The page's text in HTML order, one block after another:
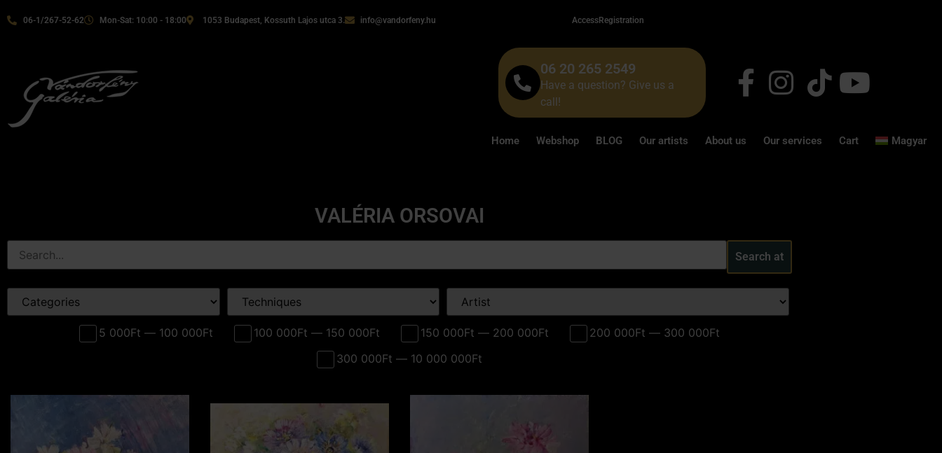
06-1/267-52-62 Mon-Sat: 10:00 - 18:00 1053 Budapest, Kossuth Lajos utca 3. info@vandorfeny.hu AccessRegistration
06 20 265 2549
Have a question? Give us a
call!
Home Webshop BLOG Our artists About us Our services Cart Magyar
VALÉRIA ORSOVAI
Search at
5 000Ft — 100 000Ft 100 000Ft — 150 000Ft 150 000Ft — 200 000Ft
200 000Ft — 300 000Ft
300 000Ft — 10 000 000Ft